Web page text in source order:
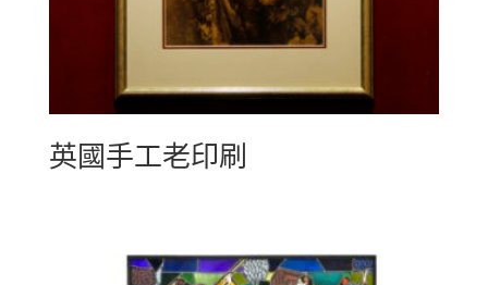
英國手工老印刷